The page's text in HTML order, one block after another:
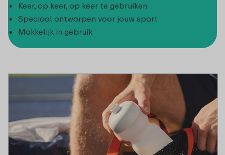
Keer, op keer, op keer te gebruiken
Speciaal ontworpen voor jouw sport
Makkelijk in gebruik